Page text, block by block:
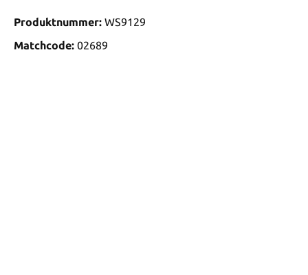
Produktnummer: WS9129
Matchcode: 02689